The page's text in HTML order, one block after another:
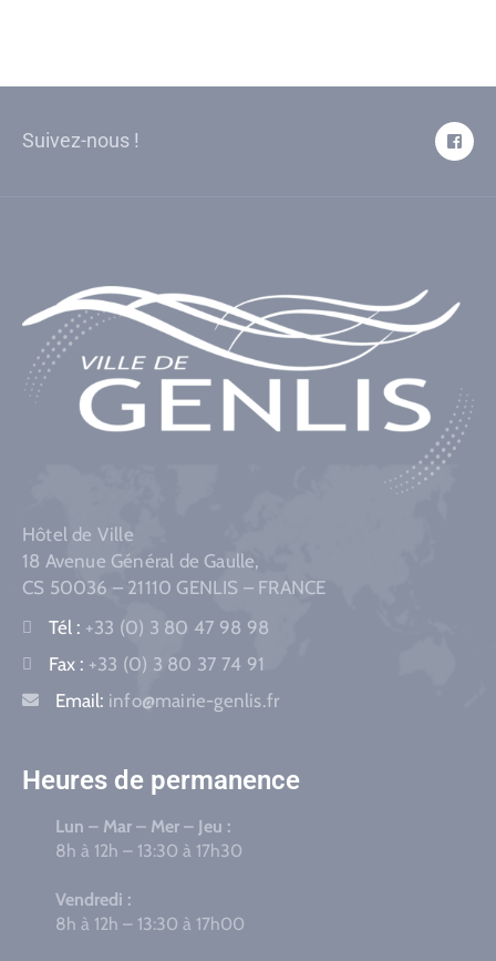
Suivez-nous !
Hôtel de Ville
18 Avenue Général de Gaulle,
CS 50036 – 21110 GENLIS – FRANCE
Tél : +33 (0) 3 80 47 98 98
Fax : +33 (0) 3 80 37 74 91
Email: info@mairie-genlis.fr
Heures de permanence
Lun – Mar – Mer – Jeu :
8h à 12h – 13:30 à 17h30
Vendredi :
8h à 12h – 13:30 à 17h00